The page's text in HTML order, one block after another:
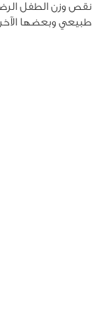
نقص وزن الطفل
طبيعي وبعضها